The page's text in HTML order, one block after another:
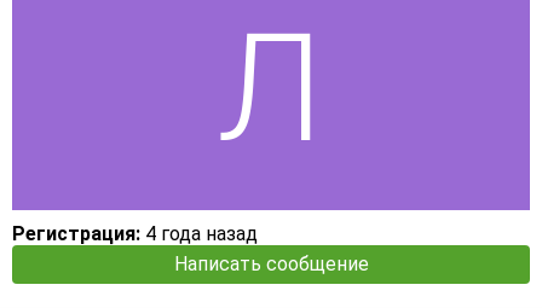
Регистрация: 4 года назад
Написать сообщение